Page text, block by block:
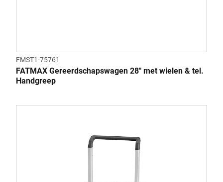
FMST1-75761
FATMAX Gereerdschapswagen 28" met wielen & tel.
Handgreep